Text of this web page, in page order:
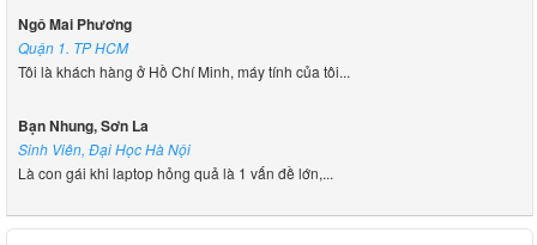
Ngô Mai Phương
Quận 1. TP HCM
Tôi là khách hàng ở Hồ Chí Minh, máy tính của tôi...
Bạn Nhung, Sơn La
Sinh Viên, Đại Học Hà Nội
Là con gái khi laptop hỏng quả là 1 vấn đề lớn,...